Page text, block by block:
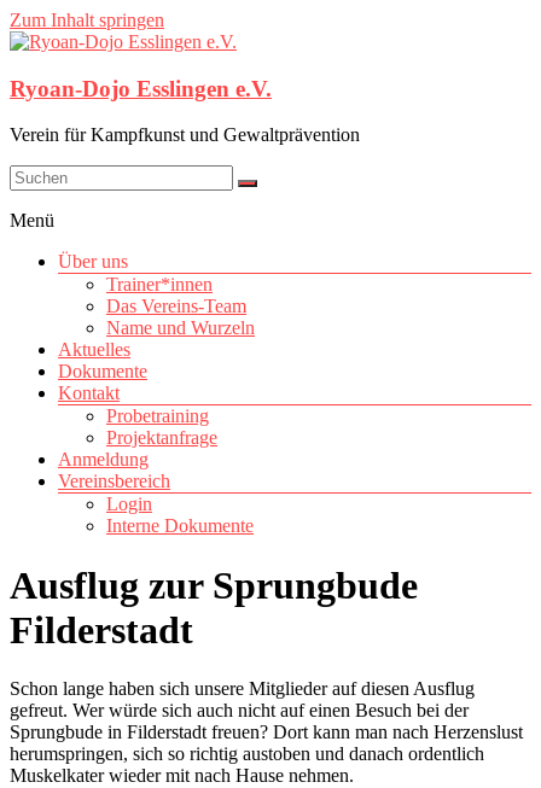
Zum Inhalt springen
Ryoan-Dojo Esslingen e.V.
Verein für Kampfkunst und Gewaltprävention
Menü
Über uns
Trainer*innen
Das Vereins-Team
Name und Wurzeln
Aktuelles
Dokumente
Kontakt
Probetraining
Projektanfrage
Anmeldung
Vereinsbereich
Login
Interne Dokumente
Ausflug zur Sprungbude
Filderstadt
Schon lange haben sich unsere Mitglieder auf diesen Ausflug
gefreut. Wer würde sich auch nicht auf einen Besuch bei der
Sprungbude in Filderstadt freuen? Dort kann man nach Herzenslust
herumspringen, sich so richtig austoben und danach ordentlich
Muskelkater wieder mit nach Hause nehmen.